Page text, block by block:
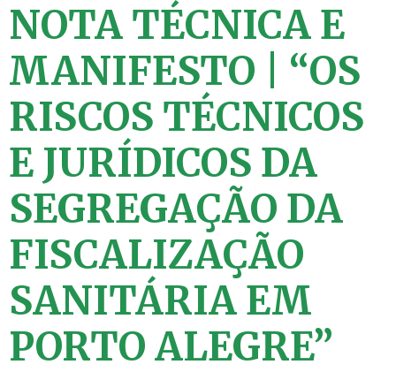
NOTA TÉCNICA E
MANIFESTO | “OS
RISCOS TÉCNICOS
E JURÍDICOS DA
SEGREGAÇÃO DA
FISCALIZAÇÃO
SANITÁRIA EM
PORTO ALEGRE”